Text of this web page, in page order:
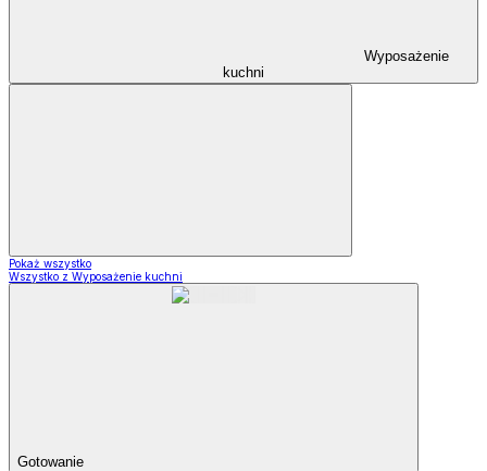
Wyposażenie
kuchni
Pokaż wszystko
Wszystko z Wyposażenie kuchni
Gotowanie